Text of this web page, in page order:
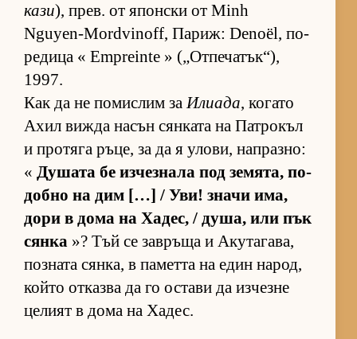
кази), прев. от япон­ски от Minh
Nguyen-Mordvinoff, Па­риж: Denoël, по­
ре­дица « Empreinte » („От­пе­ча­тък­“),
1997.
Как да не по­мис­лим заИлиада, ко­гато
Ахил вижда на­сън сян­ката на Пат­ро­къл
и про­тяга ръ­це, за да я уло­ви, нап­раз­но:
« Ду­шата бе из­чез­нала под зе­мя­та, по­
добно на дим […] / Уви! значи има,
дори в дома на Ха­дес, / ду­ша, или пък
сянка »? Тъй се зав­ръща и Аку­та­га­ва,
поз­ната сян­ка, в па­метта на един на­род,
който от­казва да го ос­тави да из­чезне
це­лият в дома на Ха­дес.